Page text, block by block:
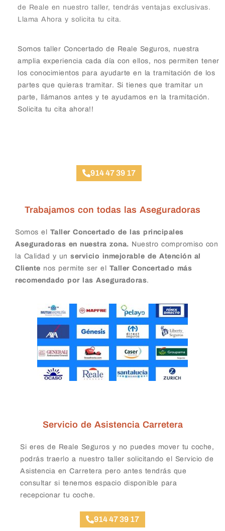
de Reale en nuestro taller, tendrás ventajas exclusivas.
Llama Ahora y solicita tu cita.
Somos taller Concertado de Reale Seguros, nuestra
amplia experiencia cada día con ellos, nos permiten tener
los conocimientos para ayudarte en la tramitación de los
partes que quieras tramitar. Si tienes que tramitar un
parte, llámanos antes y te ayudamos en la tramitación.
Solicita tu cita ahora!!
914 47 39 17
Trabajamos con todas las Aseguradoras
Somos el Taller Concertado de las principales
Aseguradoras en nuestra zona. Nuestro compromiso con
la Calidad y un servicio inmejorable de Atención al
Cliente nos permite ser el Taller Concertado más
recomendado por las Aseguradoras.
Servicio de Asistencia Carretera
Si eres de Reale Seguros y no puedes mover tu coche,
podrás traerlo a nuestro taller solicitando el Servicio de
Asistencia en Carretera pero antes tendrás que
consultar si tenemos espacio disponible para
recepcionar tu coche.
914 47 39 17